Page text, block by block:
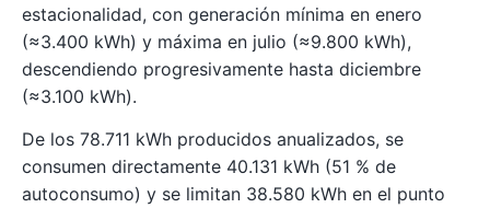
estacionalidad, con generación mínima en enero
(≈3.400 kWh) y máxima en julio (≈9.800 kWh),
descendiendo progresivamente hasta diciembre
(≈3.100 kWh).
De los 78.711 kWh producidos anualizados, se
consumen directamente 40.131 kWh (51 % de
autoconsumo) y se limitan 38.580 kWh en el punto